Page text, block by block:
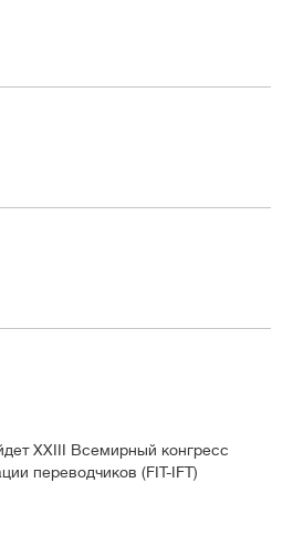
XXIII Всемирный конгресс
переводчиков (FIT-IFT)